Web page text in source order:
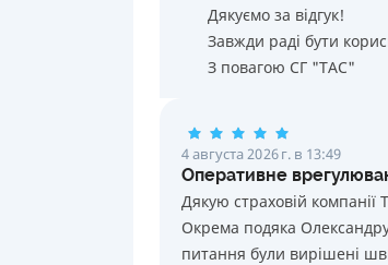
Дякуємо за відгук!
Завжди раді бути
З повагою СГ "ТАС"
4 августа 2026 г. в 13:49
Оперативне
Дякую страховій
Окрема подяка
питання були вирішені